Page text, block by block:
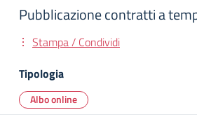
Pubblicazione contratti a
Stampa / Condividi
Tipologia
Albo online